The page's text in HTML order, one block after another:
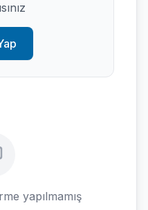
yapılmamış